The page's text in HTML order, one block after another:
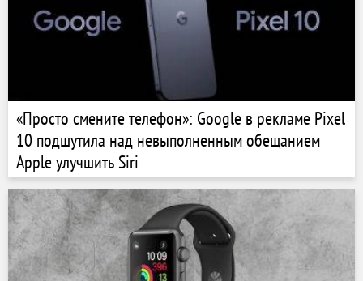
«Просто смените телефон»: Google в рекламе Pixel
10 подшутила над невыполненным обещанием
Apple улучшить Siri